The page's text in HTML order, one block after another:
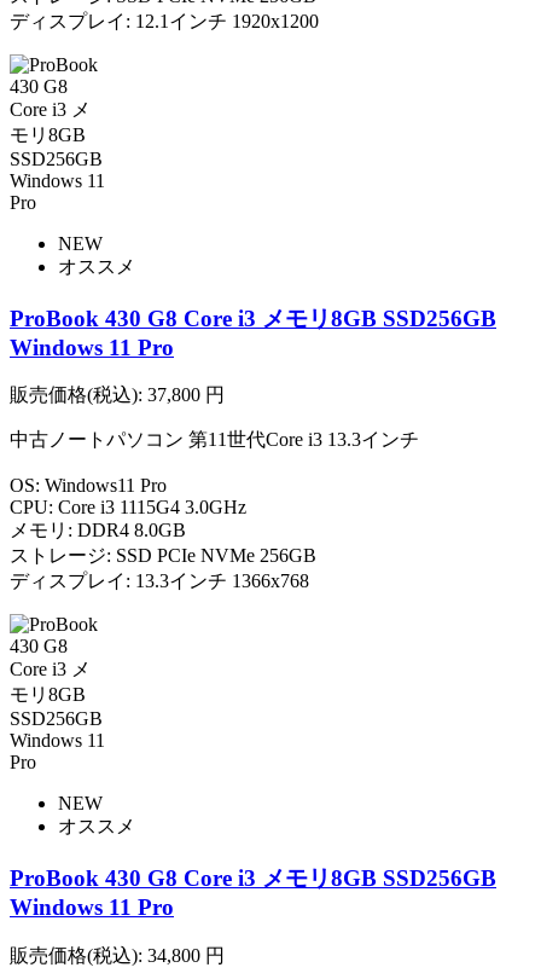
ディスプレイ: 12.1インチ 1920x1200
NEW
オススメ
ProBook 430 G8 Core i3 メモリ8GB SSD256GB
Windows 11 Pro
販売価格(税込): 37,800 円
中古ノートパソコン 第11世代Core i3 13.3インチ
OS: Windows11 Pro
CPU: Core i3 1115G4 3.0GHz
メモリ: DDR4 8.0GB
ストレージ: SSD PCIe NVMe 256GB
ディスプレイ: 13.3インチ 1366x768
NEW
オススメ
ProBook 430 G8 Core i3 メモリ8GB SSD256GB
Windows 11 Pro
販売価格(税込): 34,800 円